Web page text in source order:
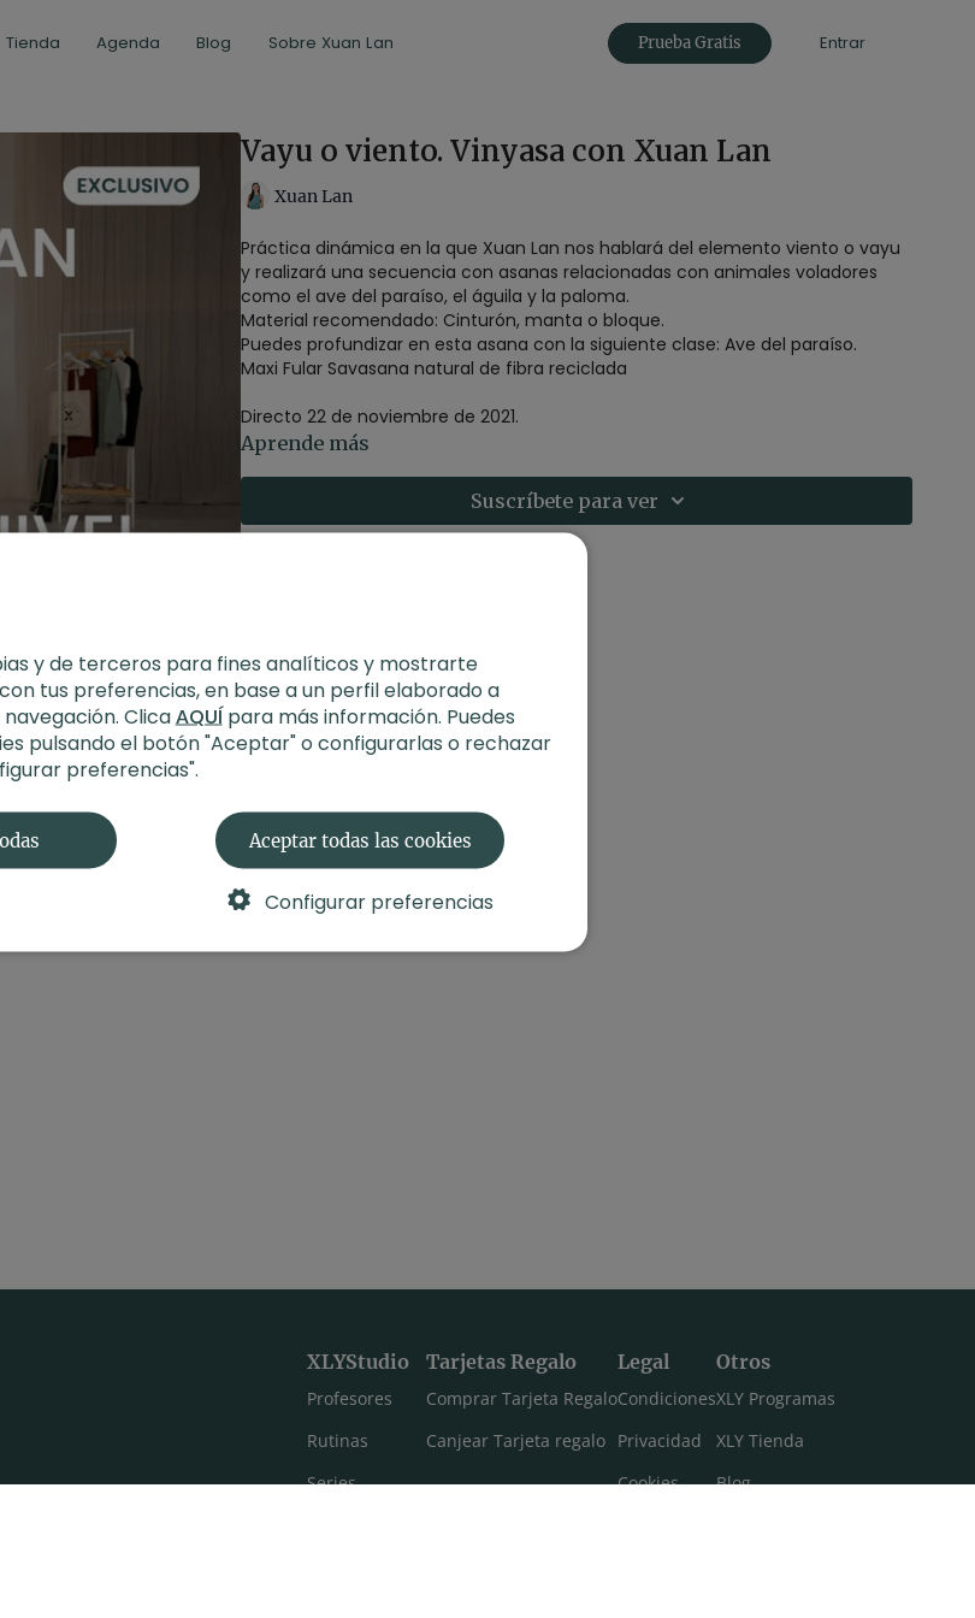
Tienda Agenda Blog Sobre Xuan Lan Prueba Gratis Entrar
Vayu o viento. Vinyasa con Xuan Lan
Xuan Lan
Práctica dinámica en la que Xuan Lan nos hablará del elemento viento o vayu
y realizará una secuencia con asanas relacionadas con animales voladores
como el ave del paraíso, el águila y la paloma.
Material recomendado: Cinturón, manta o bloque.
Puedes profundizar en esta asana con la siguiente clase: Ave del paraíso.
Maxi Fular Savasana natural de fibra reciclada
Directo 22 de noviembre de 2021.
Aprende más
Suscríbete para ver
XLYStudio
Profesores
Rutinas
Series
Tarjetas Regalo
Comprar Tarjeta Regalo
Canjear Tarjeta regalo
Legal
Condiciones
Privacidad
Cookies
Otros
XLY Programas
XLY Tienda
Blog
y de terceros para fines analíticos y mostrarte
tus preferencias, en base a un perfil elaborado a
ClicaAQUÍpara más información. Puedes
pulsando el botón "Aceptar" o configurarlas o rechazar
preferencias".
Aceptar todas las cookies
Configurar preferencias